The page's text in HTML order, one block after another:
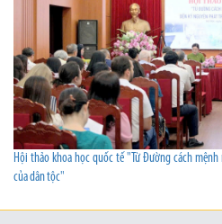
Hội thảo khoa học quốc tế "Từ Đường cách
của dân tộc"